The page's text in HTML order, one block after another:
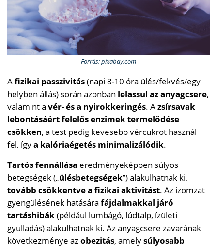
Forrás: pixabay.com
Afizikai passzivitás(napi 8-10 óra ülés/fekvés/egy
helyben állás) során azonban lelassul az anyagcsere,
valamint a vér- és a nyirokkeringés. Azsírsavak
lebontásáért felelős enzimek termelődése
csökken, a test pedig kevesebb vércukrot használ
fel, ígya kalóriaégetés minimalizálódik.
Tartós fennállása eredményeképpen súlyos
betegségek („ülésbetegségek”) alakulhatnak ki,
tovább csökkentve a fizikai aktivitást. Az izomzat
gyengülésének hatására fájdalmakkal járó
tartáshibák(például lumbágó, lúdtalp, ízületi
gyulladás) alakulhatnak ki. Az anyagcsere zavarának
következménye azobezitás, amelysúlyosabb